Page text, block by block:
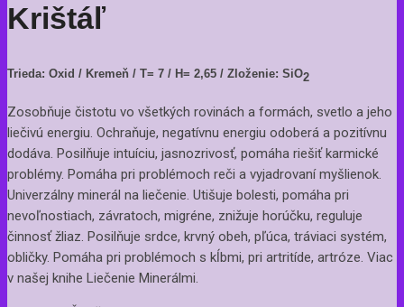
Krištáľ
Trieda: Oxid / Kremeň / T= 7 / H= 2,65 / Zloženie: SiO2
Zosobňuje čistotu vo všetkých rovinách a formách, svetlo a jeho
liečivú energiu. Ochraňuje, negatívnu energiu odoberá a pozitívnu
dodáva. Posilňuje intuíciu, jasnozrivosť, pomáha riešiť karmické
problémy. Pomáha pri problémoch reči a vyjadrovaní myšlienok.
Univerzálny minerál na liečenie. Utišuje bolesti, pomáha pri
nevoľnostiach, závratoch, migréne, znižuje horúčku, reguluje
činnosť žliaz. Posilňuje srdce, krvný obeh, pľúca, tráviaci systém,
obličky. Pomáha pri problémoch s kĺbmi, pri artritíde, artróze. Viac
v našej knihe Liečenie Minerálmi.